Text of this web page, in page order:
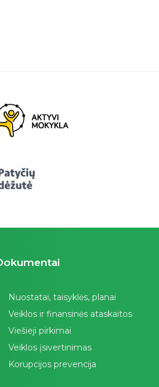
Nuostatai, taisyklės, planai
Veiklos ir finansinės ataskaitos
Viešieji pirkimai
Veiklos įsivertinimas
Korupcijos prevencija